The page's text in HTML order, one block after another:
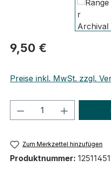
Regulärer Preis:
9,50 €
Preise inkl. MwSt. zzgl.
Produkt Anzahl:
Zum Merkzettel hinzufügen
Produktnummer: 12511451